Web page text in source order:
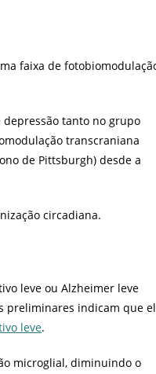
faixa de
tanto no grupo
transcraniana
de Pittsburgh) desde a
circadiana.
leve ou Alzheimer leve
preliminares indicam que
leve.
microglial, diminuindo o